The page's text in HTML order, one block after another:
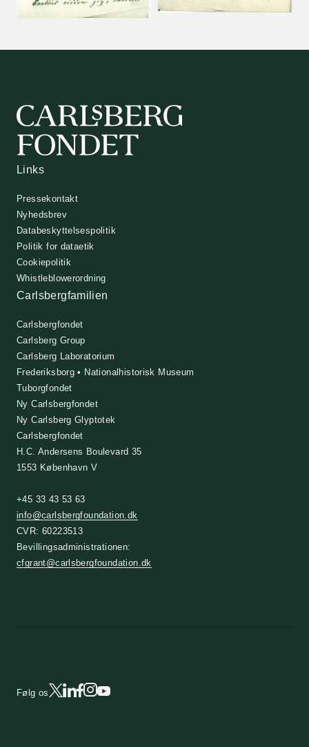
Links
Pressekontakt
Nyhedsbrev
Databeskyttelsespolitik
Politik for dataetik
Cookiepolitik
Whistleblowerordning
Carlsbergfamilien
Carlsbergfondet
Carlsberg Group
Carlsberg Laboratorium
Frederiksborg • Nationalhistorisk Museum
Tuborgfondet
Ny Carlsbergfondet
Ny Carlsberg Glyptotek
Carlsbergfondet
H.C. Andersens Boulevard 35
1553 København V
+45 33 43 53 63
info@carlsbergfoundation.dk
CVR: 60223513
Bevillingsadministrationen:
cfgrant@carlsbergfoundation.dk
Følg os